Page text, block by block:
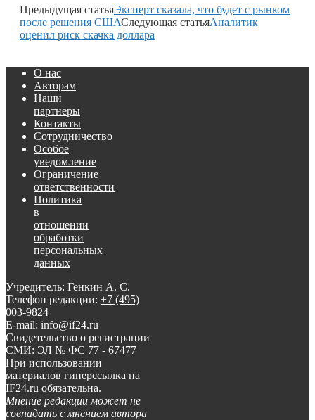
Предыдущая статьяЭксперт сказала, что будет с рынком
после решения СШАСледующая статьяАналитик
оценил риск скачка доллара
О нас
Авторам
Наши
партнеры
Контакты
Сотрудничество
Особое
уведомление
Ограничение
ответственности
Политика
в
отношении
обработки
персональных
данных
Учредитель: Генкин А. С.
Телефон редакции: +7 (495)
003-9824
E-mail: info@if24.ru
Свидетельство о регистрации
СМИ: ЭЛ № ФС 77 - 67477
При использовании
материалов гиперссылка на
IF24.ru обязательна.
Мнение редакции может не
совпадать с мнением автора